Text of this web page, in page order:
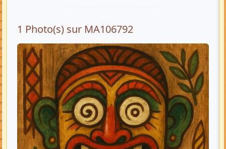
1 Photo(s) sur MA106792